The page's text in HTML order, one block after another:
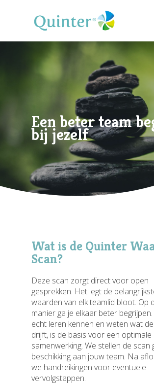
Een beter team
bij jezelf
Wat is de Quinter
Scan?
Deze scan zorgt direct voor open
gesprekken. Het legt de
waarden van elk teamlid bloot. Op
manier ga je elkaar beter
echt leren kennen en weten wat
drijft, is de basis voor een optimale
samenwerking. We stellen de scan
beschikking aan jouw team. Na
we handreikingen voor eventuele
vervolgstappen.